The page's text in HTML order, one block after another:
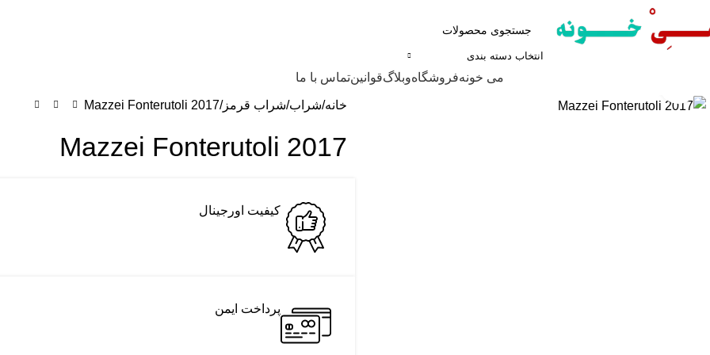
انتخاب دسته بندی
می خونهفروشگاهوبلاگقوانینتماس با ما
خانه شراب شراب قرمز Mazzei Fonterutoli 2017
Mazzei Fonterutoli 2017
کیفیت اورجینال
پرداخت ایمن